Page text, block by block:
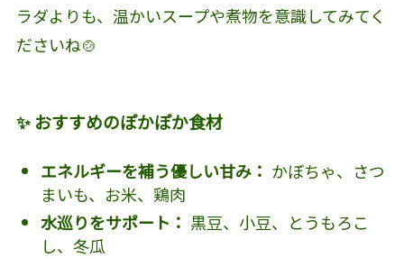
ラダよりも、温かいスープや煮物を意識してみてく
ださいね🍲
✨ おすすめのぽかぽか食材
エネルギーを補う優しい甘み： かぼちゃ、さつ
まいも、お米、鶏肉
水巡りをサポート： 黒豆、小豆、とうもろこ
し、冬瓜